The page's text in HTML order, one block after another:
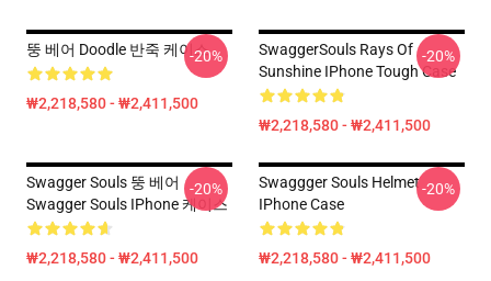
뚱 베어 Doodle 반죽 케이스
₩2,218,580 - ₩2,411,500
-20%
SwaggerSouls Rays Of
Sunshine IPhone Tough Case
₩2,218,580 - ₩2,411,500
-20%
Swagger Souls 뚱 베어
Swagger Souls IPhone 케이스
₩2,218,580 - ₩2,411,500
-20%
Swaggger Souls Helmet
IPhone Case
₩2,218,580 - ₩2,411,500
-20%